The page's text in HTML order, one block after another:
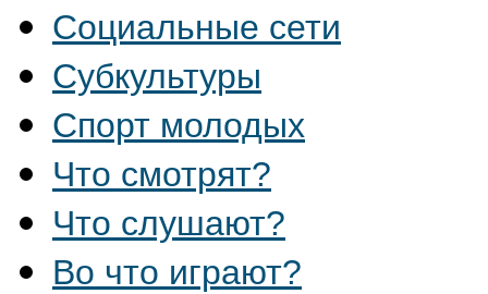
Социальные сети
Субкультуры
Спорт молодых
Что смотрят?
Что слушают?
Во что играют?